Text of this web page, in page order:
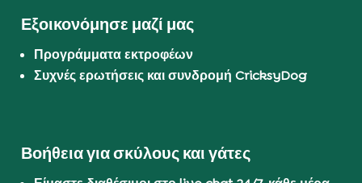
Εξοικονόμησε μαζί μας
Προγράμματα εκτροφέων
Συχνές ερωτήσεις και συνδρομή CricksyDog
Βοήθεια για σκύλους και γάτες